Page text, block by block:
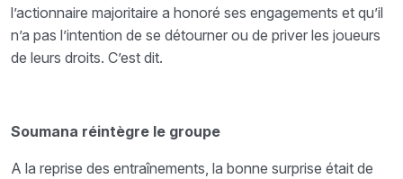
l’actionnaire majoritaire a honoré ses engagements et qu’il
n’a pas l’intention de se détourner ou de priver les joueurs
de leurs droits. C’est dit.
Soumana réintègre le groupe
A la reprise des entraînements, la bonne surprise était de